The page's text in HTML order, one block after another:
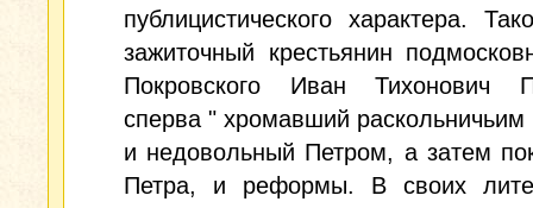
публицистического характера.
зажиточный крестьянин
Покровского Иван Тихонович
сперва " хромавший раскольничьим
и недовольный Петром, а затем
Петра, и реформы. В своих